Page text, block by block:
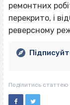
ремонтних
перекрито, і
реверсному
Поділитись статтею